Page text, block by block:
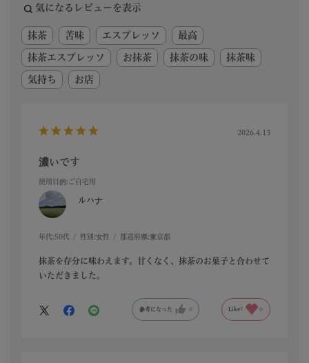
気になるレビューを表示
抹茶 苦味 エスプレッソ 最高
抹茶エスプレッソ お抹茶 抹茶の味 抹茶味
気持ち お店
2026.4.13
濃いです
使用目的:ご自宅用
ルハナ
年代: 50代 性別:女性 都道府県: 東京都
抹茶を存分に味わえます。甘くなく、抹茶のお菓子と合わせて
いただきました。
参考になった Like!